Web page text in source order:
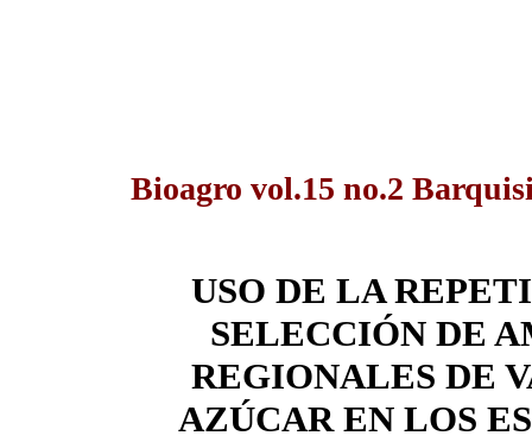
Bioagro vol.15 no.2
USO DE LA
SELECCIÓN DE
REGIONALES DE
AZÚCAR EN LOS